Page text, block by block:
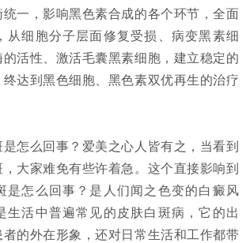
一，影响黑色素合成的各个环节，全面
从细胞分子层面修复受损、病变黑素细
活性、激活毛囊黑素细胞，建立稳定的
达到黑色细胞、黑色素双优再生的治疗
怎么回事？ 爱美之心人皆有之，当看到
大家难免有些许着急。这个直接影响到
是怎么回事？是人们闻之色变的白癜风
生活中普遍常见的皮肤白斑病，它的出
的外在形象，还对日常生活和工作都带